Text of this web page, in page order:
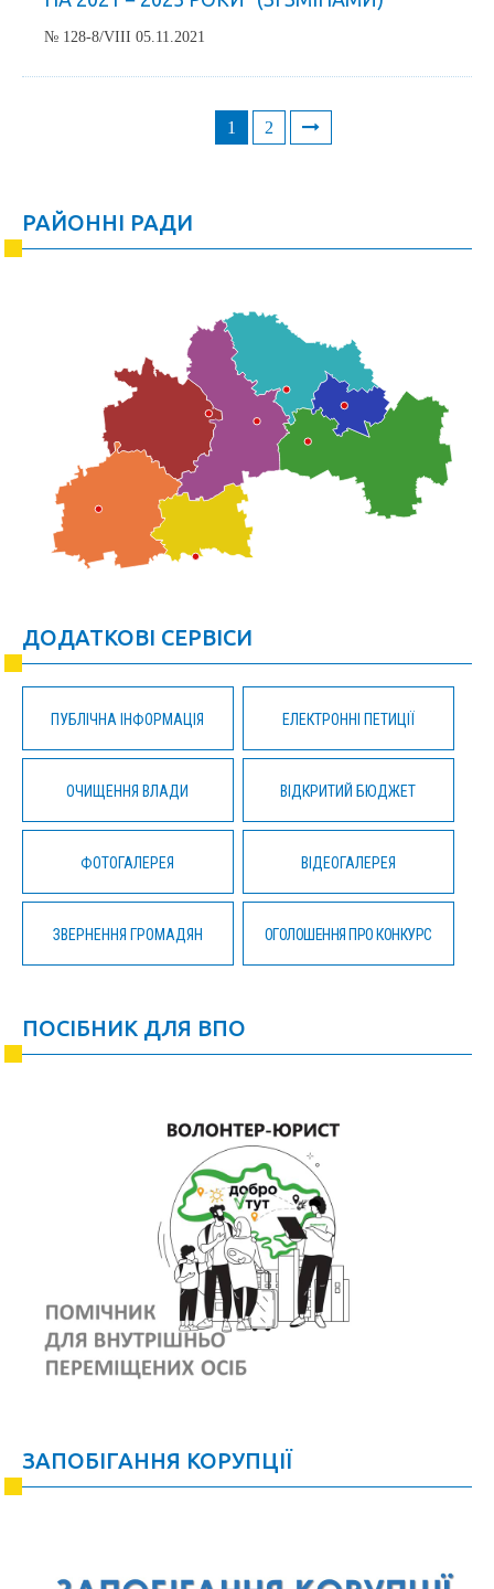
№ 128-8/VIII 05.11.2021
1 2
РАЙОННІ РАДИ
ДОДАТКОВІ СЕРВІСИ
ПУБЛІЧНА ІНФОРМАЦІЯ ЕЛЕКТРОННІ ПЕТИЦІЇ
ОЧИЩЕННЯ ВЛАДИ ВІДКРИТИЙ БЮДЖЕТ
ФОТОГАЛЕРЕЯ ВІДЕОГАЛЕРЕЯ
ЗВЕРНЕННЯ ГРОМАДЯН ОГОЛОШЕННЯ ПРО КОНКУРС
ПОСІБНИК ДЛЯ ВПО
ЗАПОБІГАННЯ КОРУПЦІЇ